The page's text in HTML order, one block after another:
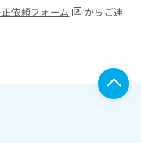
依頼フォーム
からご連